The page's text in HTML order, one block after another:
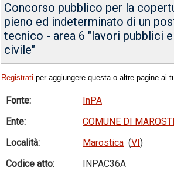
Concorso pubblico per la
pieno ed indeterminato di un
tecnico - area 6 "lavori pubblici
civile"
Registrati per aggiungere questa o altre pagine ai
Fonte:
InPA
Ente:
COMUNE DI
Località:
Marostica (VI)
Codice atto:
INPAC36A